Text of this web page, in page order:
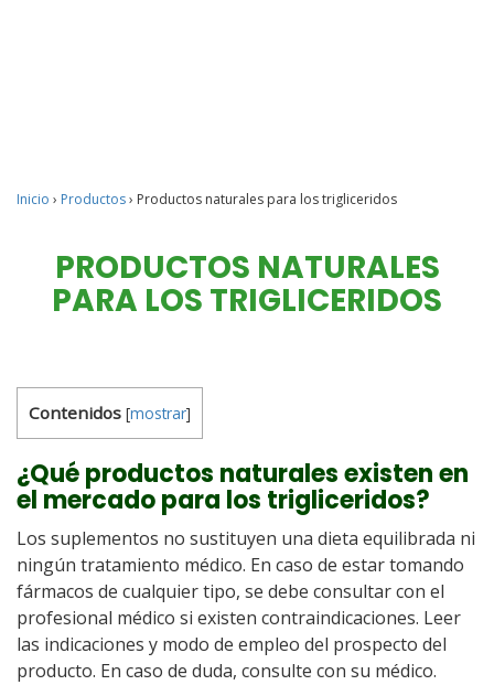
Inicio › Productos› Productos naturales para los trigliceridos
PRODUCTOS NATURALES
PARA LOS TRIGLICERIDOS
Contenidos [mostrar]
¿Qué productos naturales existen en
el mercado para los trigliceridos?
Los suplementos no sustituyen una dieta equilibrada ni
ningún tratamiento médico. En caso de estar tomando
fármacos de cualquier tipo, se debe consultar con el
profesional médico si existen contraindicaciones. Leer
las indicaciones y modo de empleo del prospecto del
producto. En caso de duda, consulte con su médico.